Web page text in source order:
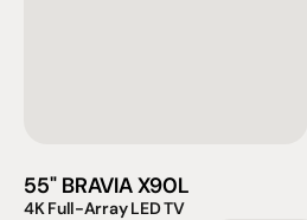
55" BRAVIA X90L
4K Full-Array LED TV